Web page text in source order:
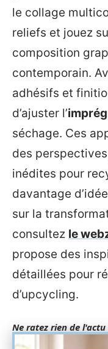
le collage
reliefs et jouez
composition
contemporain.
adhésifs et
d’ajuster l’
séchage. Ces
des
inédites pour
davantage
sur la
consultez le
propose des
détaillées pour
d’upcycling.
Ne ratez rien de l'actu